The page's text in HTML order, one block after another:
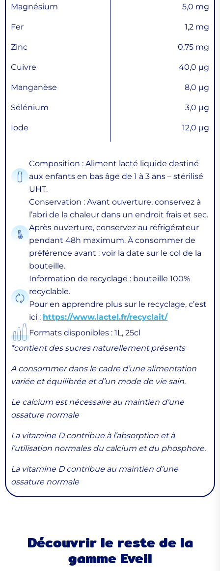
Magnésium 5,0 mg
Fer 1,2 mg
Zinc 0,75 mg
Cuivre 40,0 µg
Manganèse 8,0 µg
Sélénium 3,0 µg
Iode 12,0 µg
Composition : Aliment lacté liquide destiné
aux enfants en bas âge de 1 à 3 ans – stérilisé
UHT.
Conservation : Avant ouverture, conservez à
l’abri de la chaleur dans un endroit frais et sec.
Après ouverture, conservez au réfrigérateur
pendant 48h maximum. À consommer de
préférence avant : voir la date sur le col de la
bouteille.
Information de recyclage : bouteille 100%
recyclable.
Pour en apprendre plus sur le recyclage, c’est
ici : https://www.lactel.fr/recyclait/
Formats disponibles : 1L, 25cl
*contient des sucres naturellement présents
A consommer dans le cadre d’une alimentation
variée et équilibrée et d’un mode de vie sain.
Le calcium est nécessaire au maintien d'une
ossature normale
La vitamine D contribue à l’absorption et à
l’utilisation normales du calcium et du phosphore.
La vitamine D contribue au maintien d’une
ossature normale
Découvrir le reste de la
gamme Eveil